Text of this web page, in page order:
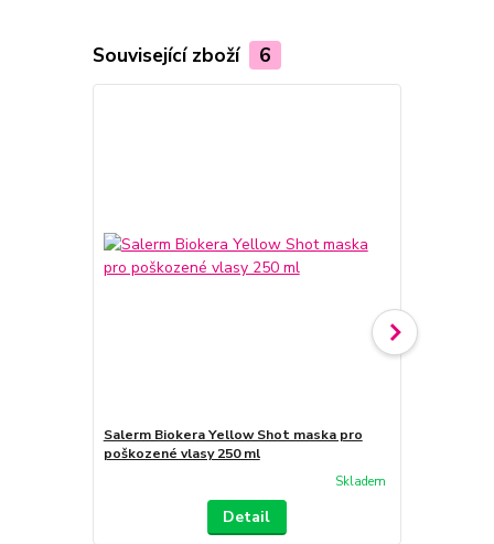
Související zboží 6
Salerm Biokera Yellow Shot maska pro
poškozené vlasy 250 ml
Skladem
Detail